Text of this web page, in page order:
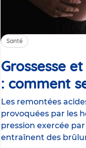
Santé
Grossesse
: comment
Les remontées
provoquées par les
pression exercée
entraînent des